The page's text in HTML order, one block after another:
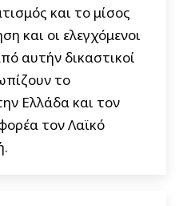
και το μίσος
και οι ελεγχόμενοι
αυτήν δικαστικοί
το
Ελλάδα και τον
τον Λαϊκό